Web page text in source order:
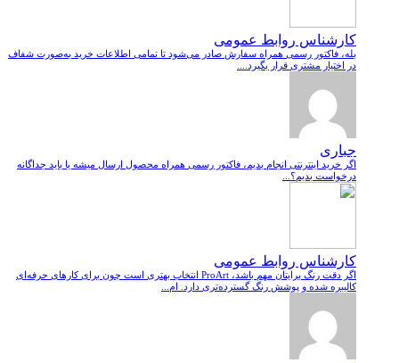
کارشناس روابط عمومی
بله، فاکتور رسمی همراه سفارش صادر می‌شود تا تمامی اطلاعات خرید به‌صورت شفاف
در اختیار مشتری قرار بگیرد....
جباری
اگر خرید اینترنتی انجام بدیم، فاکتور رسمی همراه محصول ارسال میشه یا باید جداگانه
درخواست بدیم؟...
کارشناس روابط عمومی
اگر دقت رنگ برایتان مهم باشد، ProArt انتخاب بهتری است چون برای کارهای حرفه‌ای
کالیبره شده و پوشش رنگ گسترده‌تری دارد. ام...